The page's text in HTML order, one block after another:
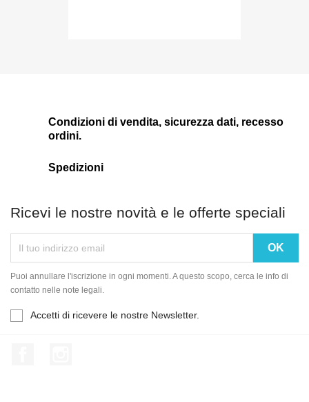
Condizioni di vendita, sicurezza dati, recesso
ordini.
Spedizioni
Ricevi le nostre novità e le offerte speciali
Puoi annullare l'iscrizione in ogni momenti. A questo scopo, cerca le info di
contatto nelle note legali.
Accetti di ricevere le nostre Newsletter.